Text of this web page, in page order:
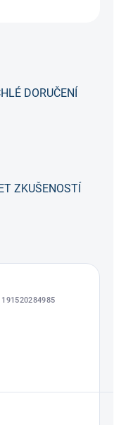
DORUČENÍ
ZKUŠENOSTÍ
191520284985